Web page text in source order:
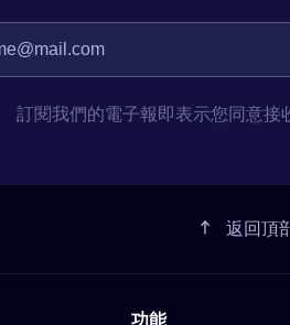
訂閱我們的電子報即表示您同意接
返回頂
功能